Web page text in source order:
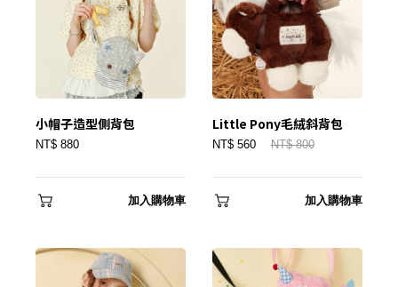
✕
會員登入
小帽子造型側背包
NT$ 880
加入購物車
Little Pony毛絨斜背包
NT$ 560 NT$ 800
加入購物車